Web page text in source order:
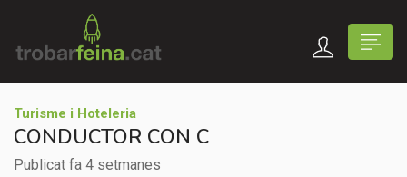
Turisme i Hoteleria
CONDUCTOR CON C
Publicat fa 4 setmanes